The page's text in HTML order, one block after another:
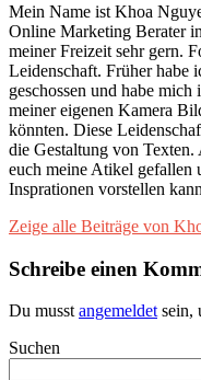
Mein Name ist Khoa
Online Marketing Berater
meiner Freizeit sehr gern.
Leidenschaft. Früher habe
geschossen und habe
meiner eigenen Kamera
könnten. Diese
die Gestaltung von
euch meine Atikel gefallen
Insprationen vorstellen
Zeige alle Beiträge von
Schreibe einen
Du musst angemeldet sein,
Suchen